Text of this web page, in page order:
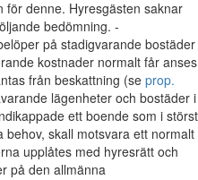
denne. Hyresgästen saknar
bedömning. -
på stadigvarande
kostnader normalt får anses
från beskattning (se prop.
lägenheter och bostäder i
ett boende som i
skall motsvara ett normalt
upplåtes med hyresrätt och
på den allmänna